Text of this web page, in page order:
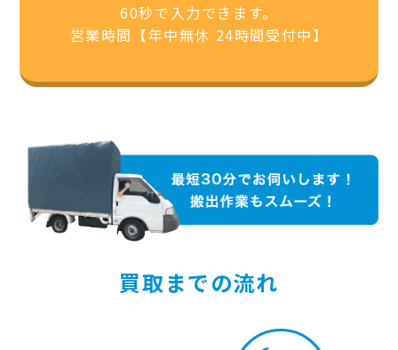
60秒で入力できます。
営業時間【年中無休 24時間受付中】
買取までの流れ